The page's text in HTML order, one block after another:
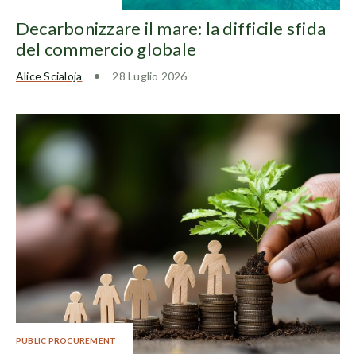
Decarbonizzare il mare: la difficile sfida
del commercio globale
Alice Scialoja 28 Luglio 2026
PUBLIC PROCUREMENT